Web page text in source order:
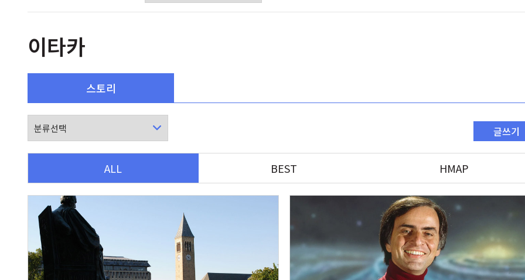
이타카
스토리
글쓰기
ALL BEST HMAP